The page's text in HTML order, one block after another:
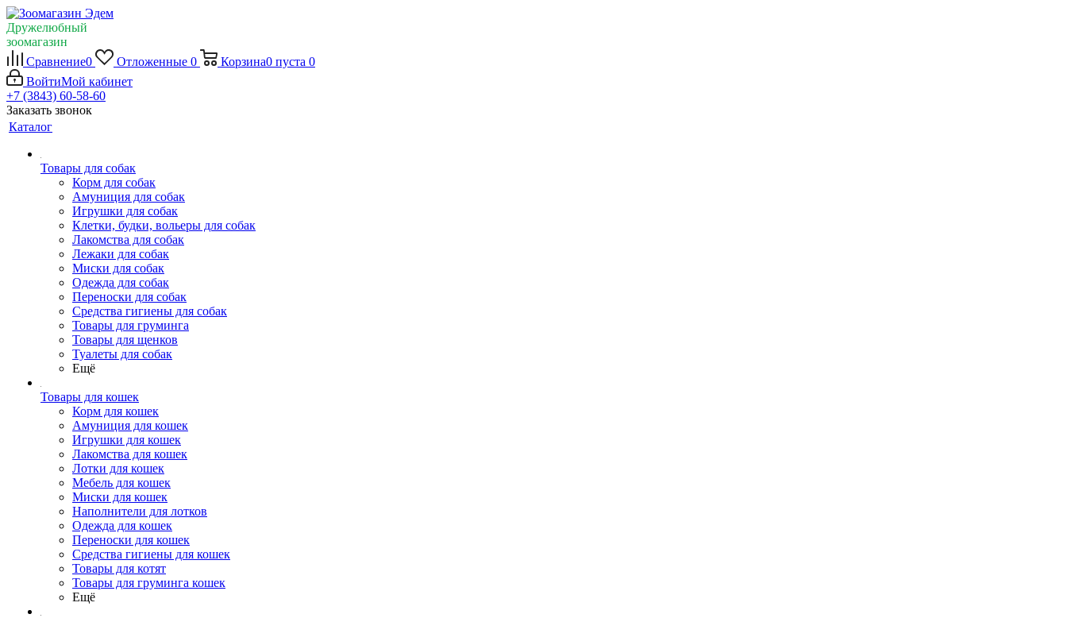
Дружелюбный
зоомагазин
Сравнение0 Отложенные 0 Корзина0 пуста 0
ВойтиМой кабинет
+7 (3843) 60-58-60
Заказать звонок
Каталог
Товары для собак
Корм для собак
Амуниция для собак
Игрушки для собак
Клетки, будки, вольеры для собак
Лакомства для собак
Лежаки для собак
Миски для собак
Одежда для собак
Переноски для собак
Средства гигиены для собак
Товары для груминга
Товары для щенков
Туалеты для собак
Ещё
Товары для кошек
Корм для кошек
Амуниция для кошек
Игрушки для кошек
Лакомства для кошек
Лотки для кошек
Мебель для кошек
Миски для кошек
Наполнители для лотков
Одежда для кошек
Переноски для кошек
Средства гигиены для кошек
Товары для котят
Товары для груминга кошек
Ещё